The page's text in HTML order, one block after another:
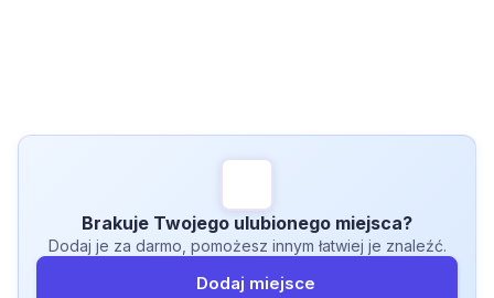
Brakuje Twojego ulubionego miejsca?
Dodaj je za darmo, pomożesz innym łatwiej je znaleźć.
Dodaj miejsce